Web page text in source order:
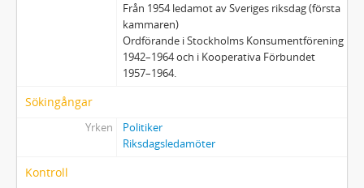
Från 1954 ledamot av Sveriges riksdag (första
kammaren)
Ordförande i Stockholms Konsumentförening
1942–1964 och i Kooperativa Förbundet
1957–1964.
Sökingångar
Yrken
Politiker
Riksdagsledamöter
Kontroll